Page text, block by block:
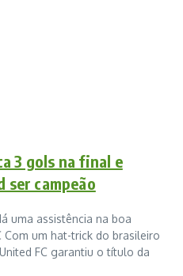
3 gols na final e
ser campeão
uma assistência na boa
um hat-trick do brasileiro
FC garantiu o título da